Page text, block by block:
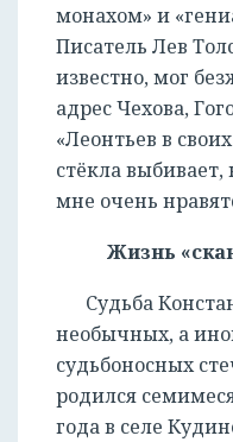
монахом» и
Писатель Лев
известно, мог
адрес Чехова,
«Леонтьев в
стёкла
мне очень
Жизнь
Судьба
необычных, а
судьбоносных
родился
года в селе